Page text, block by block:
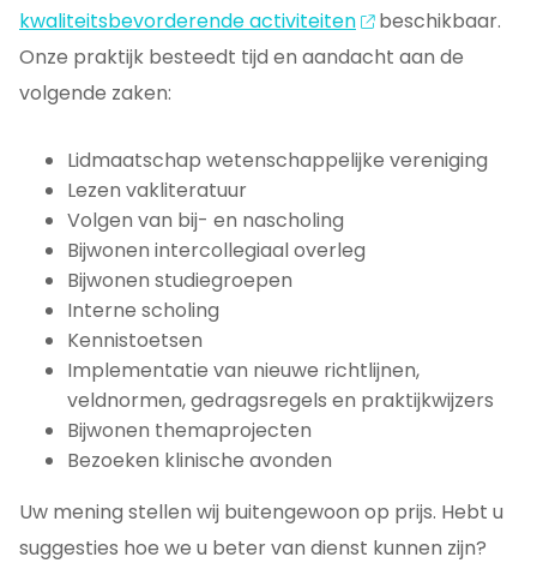
kwaliteitsbevorderende activiteiten
beschikbaar.
Onze praktijk besteedt tijd en aandacht aan de
volgende zaken:
Lidmaatschap wetenschappelijke vereniging
Lezen vakliteratuur
Volgen van bij- en nascholing
Bijwonen intercollegiaal overleg
Bijwonen studiegroepen
Interne scholing
Kennistoetsen
Implementatie van nieuwe richtlijnen,
veldnormen, gedragsregels en praktijkwijzers
Bijwonen themaprojecten
Bezoeken klinische avonden
Uw mening stellen wij buitengewoon op prijs. Hebt u
suggesties hoe we u beter van dienst kunnen zijn?